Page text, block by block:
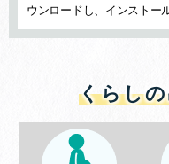
ウンロードし、インストー
くらし